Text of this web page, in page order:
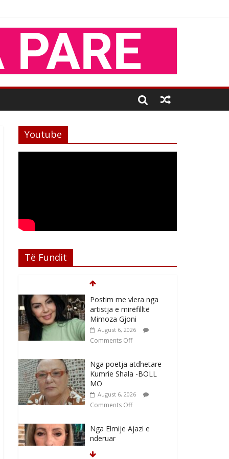
Youtube
Të Fundit
Postim me vlera nga
artistja e mirëfilltë
Mimoza Gjoni
August 6, 2026
Comments Off
Nga poetja atdhetare
Kumrie Shala -BOLL
MO
August 6, 2026
Comments Off
Nga Elmije Ajazi e
nderuar